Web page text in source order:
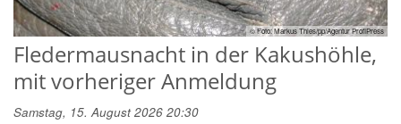
© Foto: Markus Thies/pp/Agentur ProfiPress
Fledermausnacht in der Kakushöhle,
mit vorheriger Anmeldung
Samstag, 15. August 2026 20:30